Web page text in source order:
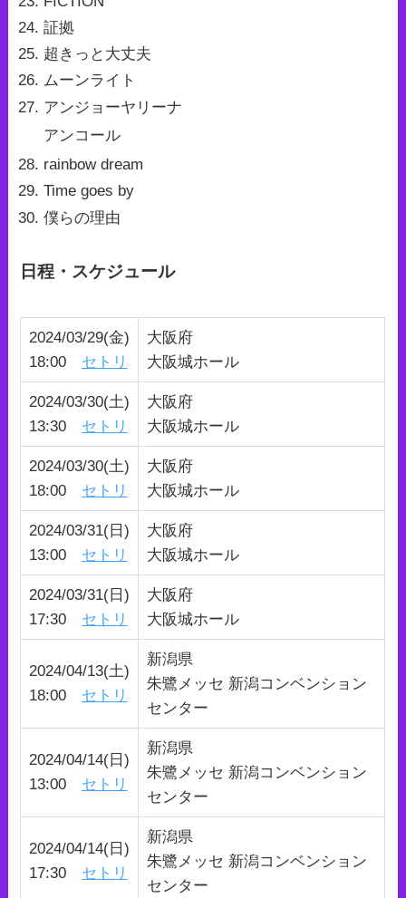
証拠
超きっと大丈夫
ムーンライト
アンジョーヤリーナ
アンコール
rainbow dream
Time goes by
僕らの理由
日程・スケジュール
2024/03/29(金)
18:00 セトリ
大阪府
大阪城ホール
2024/03/30(土)
13:30 セトリ
大阪府
大阪城ホール
2024/03/30(土)
18:00 セトリ
大阪府
大阪城ホール
2024/03/31(日)
13:00 セトリ
大阪府
大阪城ホール
2024/03/31(日)
17:30 セトリ
大阪府
大阪城ホール
2024/04/13(土)
18:00 セトリ
新潟県
朱鷺メッセ 新潟コンベンション
センター
2024/04/14(日)
13:00 セトリ
新潟県
朱鷺メッセ 新潟コンベンション
センター
2024/04/14(日)
17:30 セトリ
新潟県
朱鷺メッセ 新潟コンベンション
センター